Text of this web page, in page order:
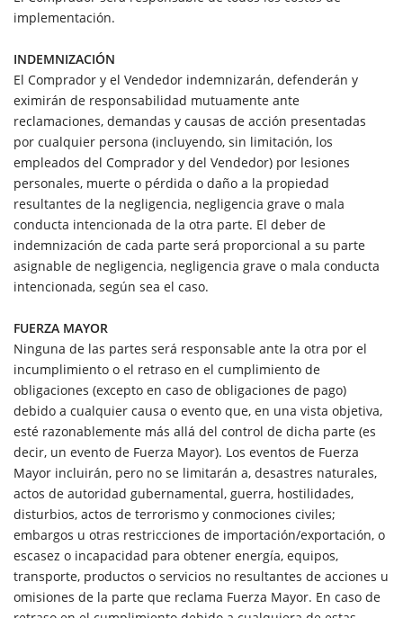
implementación.
INDEMNIZACIÓN
El Comprador y el Vendedor indemnizarán, defenderán y
eximirán de responsabilidad mutuamente ante
reclamaciones, demandas y causas de acción presentadas
por cualquier persona (incluyendo, sin limitación, los
empleados del Comprador y del Vendedor) por lesiones
personales, muerte o pérdida o daño a la propiedad
resultantes de la negligencia, negligencia grave o mala
conducta intencionada de la otra parte. El deber de
indemnización de cada parte será proporcional a su parte
asignable de negligencia, negligencia grave o mala conducta
intencionada, según sea el caso.
FUERZA MAYOR
Ninguna de las partes será responsable ante la otra por el
incumplimiento o el retraso en el cumplimiento de
obligaciones (excepto en caso de obligaciones de pago)
debido a cualquier causa o evento que, en una vista objetiva,
esté razonablemente más allá del control de dicha parte (es
decir, un evento de Fuerza Mayor). Los eventos de Fuerza
Mayor incluirán, pero no se limitarán a, desastres naturales,
actos de autoridad gubernamental, guerra, hostilidades,
disturbios, actos de terrorismo y conmociones civiles;
embargos u otras restricciones de importación/exportación, o
escasez o incapacidad para obtener energía, equipos,
transporte, productos o servicios no resultantes de acciones u
omisiones de la parte que reclama Fuerza Mayor. En caso de